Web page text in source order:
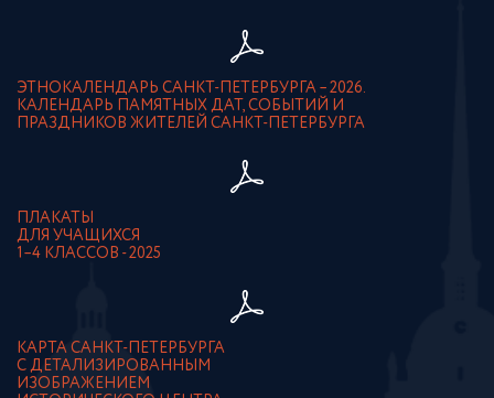
ЭТНОКАЛЕНДАРЬ САНКТ-ПЕТЕРБУРГА – 2026.
КАЛЕНДАРЬ ПАМЯТНЫХ ДАТ, СОБЫТИЙ И
ПРАЗДНИКОВ ЖИТЕЛЕЙ САНКТ-ПЕТЕРБУРГА
ПЛАКАТЫ
ДЛЯ УЧАЩИХСЯ
1–4 КЛАССОВ - 2025
КАРТА САНКТ-ПЕТЕРБУРГА
С ДЕТАЛИЗИРОВАННЫМ
ИЗОБРАЖЕНИЕМ